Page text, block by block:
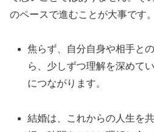
のペースで進むことが大事です。
焦らず、自分自身や相手と
ら、少しずつ理解を深めて
につながります。
結婚は、これからの人生を